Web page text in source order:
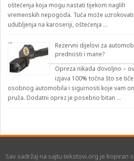
oštećenja koja mogu nastati tijekom naglih
vremenskih nepogoda. Tuča može uzrokovati
udubljenja na karoseriji, oštećenja …
Rezervni dijelovi za
prednosti i mane?
Opreza nikada dovoljno –
izjava 100% točna što se tiče
osobnog automobila i sigurnosti koje vam on
pruža. Dodatni oprez je posebno bitan …
Sav sadržaj na sajtu tekstovi.org je kopiran